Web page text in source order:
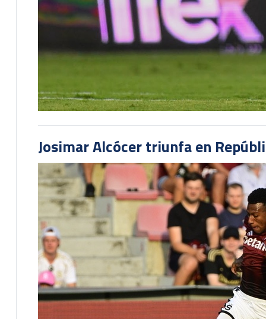
Josimar Alcócer triunfa en